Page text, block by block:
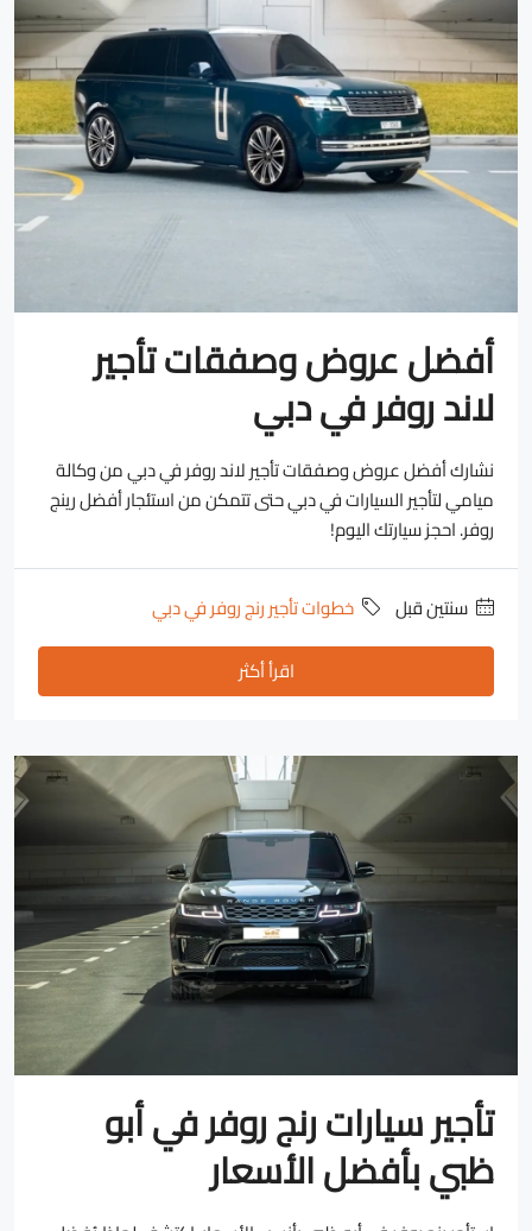
أفضل عروض وصفقات تأجير
لاند روفر في دبي
نشارك أفضل عروض وصفقات تأجير لاند روفر في دبي من وكالة
ميامي لتأجير السيارات في دبي حتى تتمكن من استئجار أفضل رينج
روفر. احجز سيارتك اليوم!
‏سنتين قبل
خطوات تأجير رنج روفر في دبي
اقرأ أكثر
تأجير سيارات رنج روفر في أبو
ظبي بأفضل الأسعار